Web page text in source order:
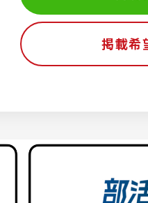
掲載希